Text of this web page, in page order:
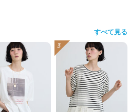
すべて見る